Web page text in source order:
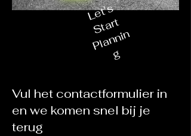
L
e
t'
s
S
t
a
r
t
Pl
a
n
ni
n
g
Vul het contactformulier in
en we komen snel bij je
terug